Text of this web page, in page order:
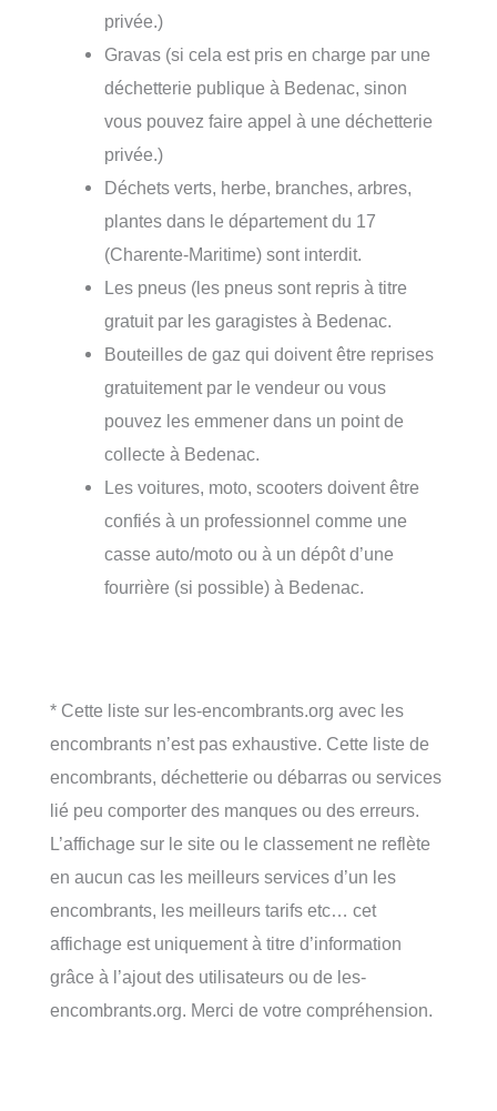
privée.)
Gravas (si cela est pris en charge par une
déchetterie publique à Bedenac, sinon
vous pouvez faire appel à une déchetterie
privée.)
Déchets verts, herbe, branches, arbres,
plantes dans le département du 17
(Charente-Maritime) sont interdit.
Les pneus (les pneus sont repris à titre
gratuit par les garagistes à Bedenac.
Bouteilles de gaz qui doivent être reprises
gratuitement par le vendeur ou vous
pouvez les emmener dans un point de
collecte à Bedenac.
Les voitures, moto, scooters doivent être
confiés à un professionnel comme une
casse auto/moto ou à un dépôt d’une
fourrière (si possible) à Bedenac.
* Cette liste sur les-encombrants.org avec les
encombrants n’est pas exhaustive. Cette liste de
encombrants, déchetterie ou débarras ou services
lié peu comporter des manques ou des erreurs.
L’affichage sur le site ou le classement ne reflète
en aucun cas les meilleurs services d’un les
encombrants, les meilleurs tarifs etc… cet
affichage est uniquement à titre d’information
grâce à l’ajout des utilisateurs ou de les-
encombrants.org. Merci de votre compréhension.